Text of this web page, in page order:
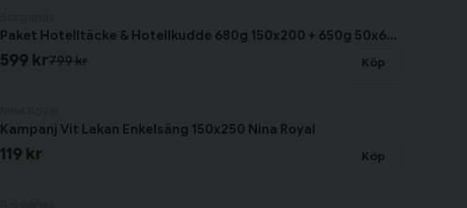
Paket Hotelltäcke & Hotellkudde 680g 150x200 + 650g 50x60 Borganäs of Sweden
799 kr
599 kr Köp
Kampanj Vit Lakan Enkelsäng 150x250 Nina Royal
119 kr Köp